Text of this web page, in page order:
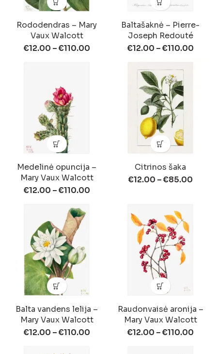
Rododendras – Mary
Vaux Walcott
€12.00 –€110.00
Baltašaknė – Pierre-
Joseph Redouté
€12.00 –€110.00
Medelinė opuncija –
Mary Vaux Walcott
€12.00 –€110.00
Citrinos šaka
€12.00 –€85.00
Balta vandens lelija –
Mary Vaux Walcott
€12.00 –€110.00
Raudonvaisė aronija –
Mary Vaux Walcott
€12.00 –€110.00